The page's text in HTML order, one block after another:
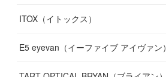
(13)
(14)
(17)
ITOX（イトックス）
E5 eyevan（イーファイブ アイヴァン）